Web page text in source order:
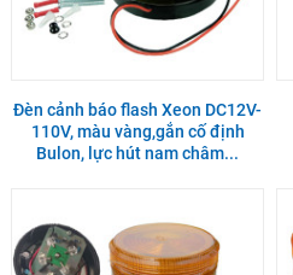
Đèn cảnh báo flash Xeon DC12V-
110V, màu vàng,gắn cố định
Bulon, lực hút nam châm...